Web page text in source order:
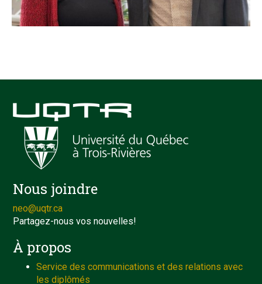
Nous joindre
neo@uqtr.ca
Partagez-nous vos nouvelles!
À propos
Service des communications et des relations avec
les diplômés